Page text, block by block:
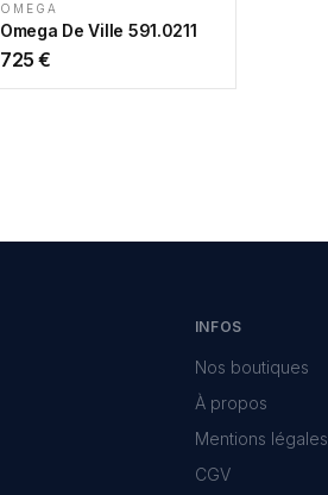
OMEGA
Omega De Ville 591.0211
725 €
INFOS
Nos boutiques
À propos
Mentions légales
CGV